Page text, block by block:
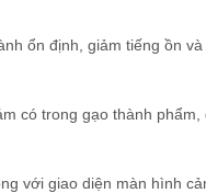
ổn định, giảm tiếng ồn
có trong gạo thành
với giao diện màn hình